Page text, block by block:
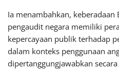
Ia menambahkan, keberadaan
pengaudit negara memiliki
kepercayaan publik terhadap
dalam konteks penggunaan
dipertanggungjawabkan